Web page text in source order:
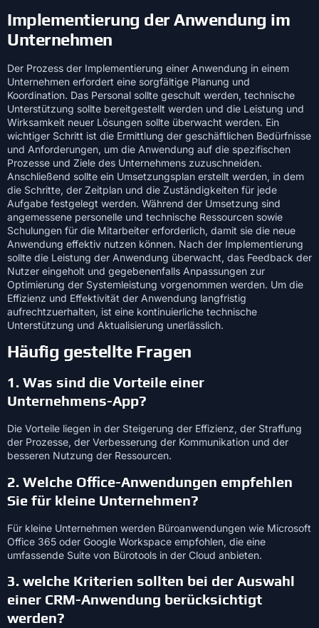
Implementierung der Anwendung im
Unternehmen
Der Prozess der Implementierung einer Anwendung in einem
Unternehmen erfordert eine sorgfältige Planung und
Koordination. Das Personal sollte geschult werden, technische
Unterstützung sollte bereitgestellt werden und die Leistung und
Wirksamkeit neuer Lösungen sollte überwacht werden. Ein
wichtiger Schritt ist die Ermittlung der geschäftlichen Bedürfnisse
und Anforderungen, um die Anwendung auf die spezifischen
Prozesse und Ziele des Unternehmens zuzuschneiden.
Anschließend sollte ein Umsetzungsplan erstellt werden, in dem
die Schritte, der Zeitplan und die Zuständigkeiten für jede
Aufgabe festgelegt werden. Während der Umsetzung sind
angemessene personelle und technische Ressourcen sowie
Schulungen für die Mitarbeiter erforderlich, damit sie die neue
Anwendung effektiv nutzen können. Nach der Implementierung
sollte die Leistung der Anwendung überwacht, das Feedback der
Nutzer eingeholt und gegebenenfalls Anpassungen zur
Optimierung der Systemleistung vorgenommen werden. Um die
Effizienz und Effektivität der Anwendung langfristig
aufrechtzuerhalten, ist eine kontinuierliche technische
Unterstützung und Aktualisierung unerlässlich.
Häufig gestellte Fragen
1. Was sind die Vorteile einer
Unternehmens-App?
Die Vorteile liegen in der Steigerung der Effizienz, der Straffung
der Prozesse, der Verbesserung der Kommunikation und der
besseren Nutzung der Ressourcen.
2. Welche Office-Anwendungen empfehlen
Sie für kleine Unternehmen?
Für kleine Unternehmen werden Büroanwendungen wie Microsoft
Office 365 oder Google Workspace empfohlen, die eine
umfassende Suite von Bürotools in der Cloud anbieten.
3. welche Kriterien sollten bei der Auswahl
einer CRM-Anwendung berücksichtigt
werden?